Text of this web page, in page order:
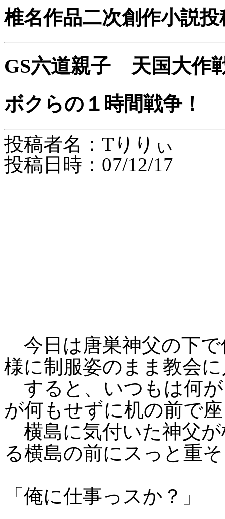
椎名作品二次創作小説投
GS六道親子 天国大作
ボクらの１時間戦争！
投稿者名：Tりりぃ
投稿日時：07/12/17
今日は唐巣神父の下
様に制服姿のまま教会
すると、いつもは何
が何もせずに机の前で
横島に気付いた神父
る横島の前にスっと重
「俺に仕事っスか？」